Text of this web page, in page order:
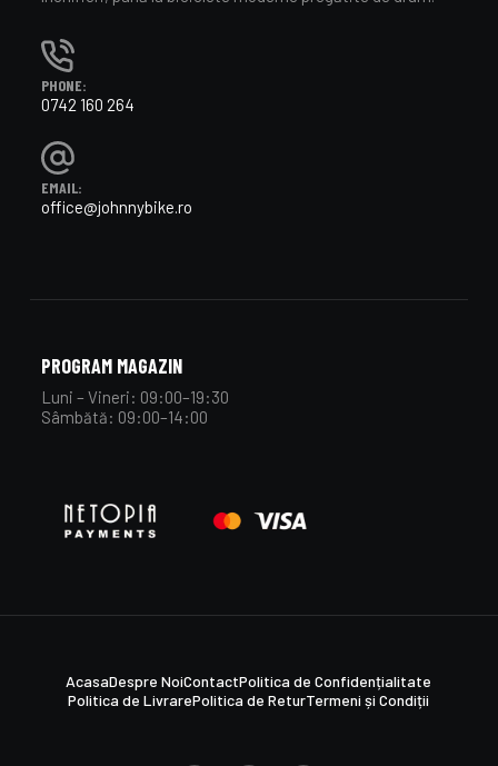
PHONE:
0742 160 264
EMAIL:
office@johnnybike.ro
PROGRAM MAGAZIN
Luni – Vineri: 09:00–19:30
Sâmbătă: 09:00–14:00
AcasaDespre NoiContactPolitica de Confidențialitate
Politica de LivrarePolitica de ReturTermeni și Condiții